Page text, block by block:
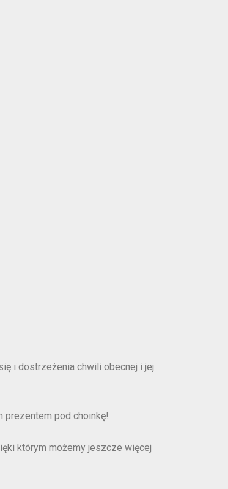
i dostrzeżenia chwili obecnej i jej
prezentem pod choinkę!
którym możemy jeszcze więcej